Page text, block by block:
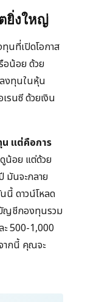
ยิ่งใหญ่
นที่เปิดโอกาส
อน้อย ด้วย
งทุนในหุ้น
รนซี ด้วยเงิน
แต่คือการ
น้อย แต่ด้วย
มันจะกลาย
นี้ ดาวน์โหลด
ญชีกองทุนรวม
500-1,000
ากนี้ คุณจะ